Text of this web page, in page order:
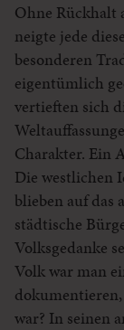
Ohne Rückhalt
neigte jede
besonderen
eigentümlich
vertieften sich
Charakter. Ein
Die westlichen
blieben auf das
städtische
Volksgedanke
Volk war man
war? In seinen